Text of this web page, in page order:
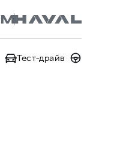
Тест-драйв